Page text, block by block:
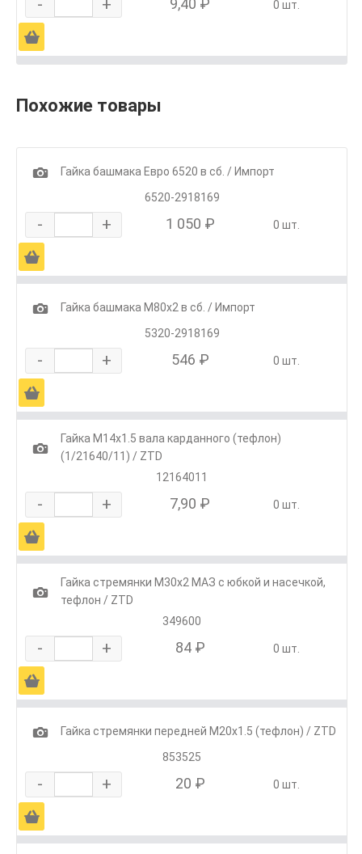
- + 9,40 ₽ 0 шт.
Ä
Похожие товары
1
Гайка башмака Евро 6520 в сб. / Импорт
6520-2918169
- + 1 050 ₽ 0 шт.
Ä
1
Гайка башмака М80х2 в сб. / Импорт
5320-2918169
- + 546 ₽ 0 шт.
Ä
1
Гайка М14х1.5 вала карданного (тефлон)
(1/21640/11) / ZTD
12164011
- + 7,90 ₽ 0 шт.
Ä
1
Гайка стремянки М30х2 МАЗ с юбкой и насечкой,
тефлон / ZTD
349600
- + 84 ₽ 0 шт.
Ä
1
Гайка стремянки передней М20х1.5 (тефлон) / ZTD
853525
- + 20 ₽ 0 шт.
Ä